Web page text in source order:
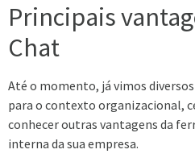
Principais
Chat
Até o momento, já vimos
para o contexto organizacional,
conhecer outras vantagens da
interna da sua empresa.